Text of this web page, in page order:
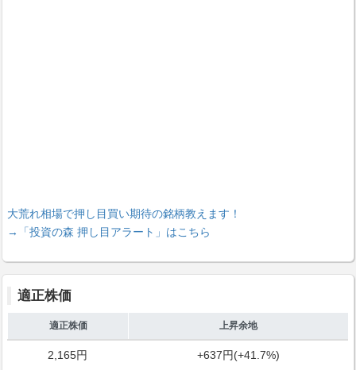
大荒れ相場で押し目買い期待の銘柄教えます！
→「投資の森 押し目アラート」はこちら
適正株価
適正株価 上昇余地
2,165円 +637円(+41.7%)